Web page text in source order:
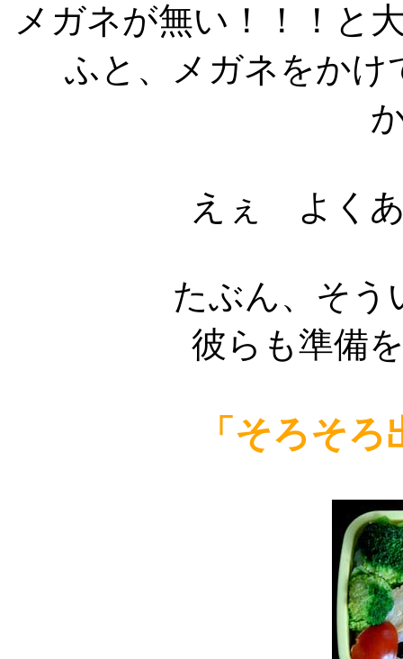
メガネが無い！！！と
ふと、メガネをかけ
えぇ よく
たぶん、そう
彼らも準備
「そろそ